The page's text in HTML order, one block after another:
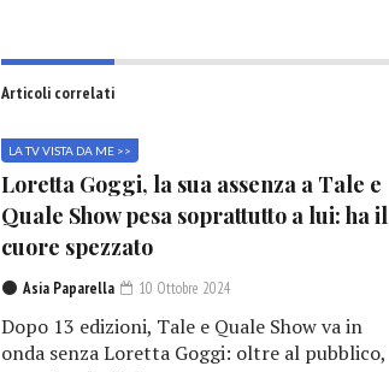
Articoli correlati
LA TV VISTA DA ME >>
Loretta Goggi, la sua assenza a Tale e
Quale Show pesa soprattutto a lui: ha il
cuore spezzato
Asia Paparella 10 Ottobre 2024
Dopo 13 edizioni, Tale e Quale Show va in
onda senza Loretta Goggi: oltre al pubblico,